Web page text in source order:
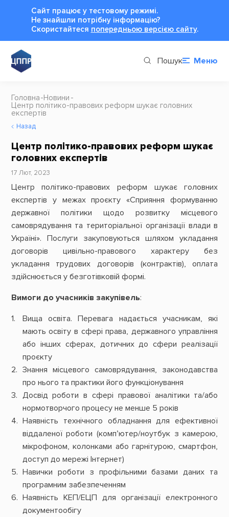
Сайт працює у тестовому режимі.
Не знайшли потрібну інформацію?
Cкористайтеся попередньою версією сайту.
Пошук Меню
Головна Новини
Центр політико-правових реформ шукає головних
експертів
Назад
Центр політико-правових реформ шукає
головних експертів
17 Лют, 2023
Центр політико-правових реформ шукає головних
експертів у межах проєкту «Сприяння формуванню
державної політики щодо розвитку місцевого
самоврядування та територіальної організації влади в
Україні». Послуги закуповуються шляхом укладання
договорів цивільно-правового характеру без
укладання трудових договорів (контрактів), оплата
здійснюється у безготівковій формі.
Вимоги до учасників закупівель:
Вища освіта. Перевага надається учасникам, які
мають освіту в сфері права, державного управління
або інших сферах, дотичних до сфери реалізації
проєкту
Знання місцевого самоврядування, законодавства
про нього та практики його функціонування
Досвід роботи в сфері правової аналітики та/або
нормотворчого процесу не менше 5 років
Наявність технічного обладнання для ефективної
віддаленої роботи (комп’ютер/ноутбук з камерою,
мікрофоном, колонками або гарнітурою, смартфон,
доступ до мережі Інтернет)
Навички роботи з профільними базами даних та
програмним забезпеченням
Наявність КЕП/ЕЦП для організації електронного
документообігу